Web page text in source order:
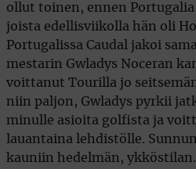
ollut toinen, ennen
joista edellisviikolla hän oli
Portugalissa Caudal jakoi
mestarin Gwladys Noceran
voittanut Tourilla jo
niin paljon, Gwladys pyrkii
minulle asioita golfista ja
lauantaina lehdistölle.
kauniin hedelmän,